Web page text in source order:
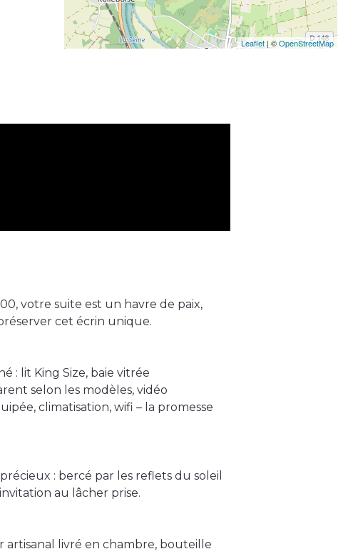
Leaflet| ©OpenStreetMap
votre suite est un havre de paix,
cet écrin unique.
: lit King Size, baie vitrée
selon les modèles, vidéo
climatisation, wifi – la promesse
: bercé par les reflets du soleil
au lâcher prise.
livré en chambre, bouteille